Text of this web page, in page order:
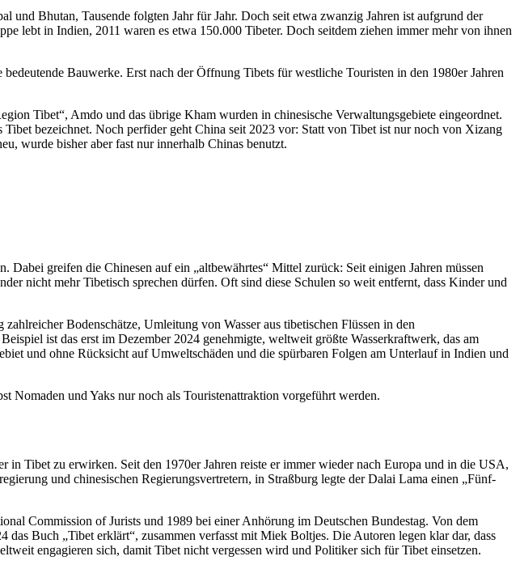
Bhutan, Tausende folgten Jahr für Jahr. Doch seit etwa zwanzig Jahren ist aufgrund der
lebt in Indien, 2011 waren es etwa 150.000 Tibeter. Doch seitdem ziehen immer mehr von ihnen
Bauwerke. Erst nach der Öffnung Tibets für westliche Touristen in den 1980er Jahren
Tibet“, Amdo und das übrige Kham wurden in chinesische Verwaltungsgebiete eingeordnet.
bezeichnet. Noch perfider geht China seit 2023 vor: Statt von Tibet ist nur noch von Xizang
wurde bisher aber fast nur innerhalb Chinas benutzt.
greifen die Chinesen auf ein „altbewährtes“ Mittel zurück: Seit einigen Jahren müssen
nicht mehr Tibetisch sprechen dürfen. Oft sind diese Schulen so weit entfernt, dass Kinder und
Bodenschätze, Umleitung von Wasser aus tibetischen Flüssen in den
ist das erst im Dezember 2024 genehmigte, weltweit größte Wasserkraftwerk, das am
und ohne Rücksicht auf Umweltschäden und die spürbaren Folgen am Unterlauf in Indien und
Nomaden und Yaks nur noch als Touristenattraktion vorgeführt werden.
Tibet zu erwirken. Seit den 1970er Jahren reiste er immer wieder nach Europa und in die USA,
und chinesischen Regierungsvertretern, in Straßburg legte der Dalai Lama einen „Fünf-
Commission of Jurists und 1989 bei einer Anhörung im Deutschen Bundestag. Von dem
Buch „Tibet erklärt“, zusammen verfasst mit Miek Boltjes. Die Autoren legen klar dar, dass
engagieren sich, damit Tibet nicht vergessen wird und Politiker sich für Tibet einsetzen.